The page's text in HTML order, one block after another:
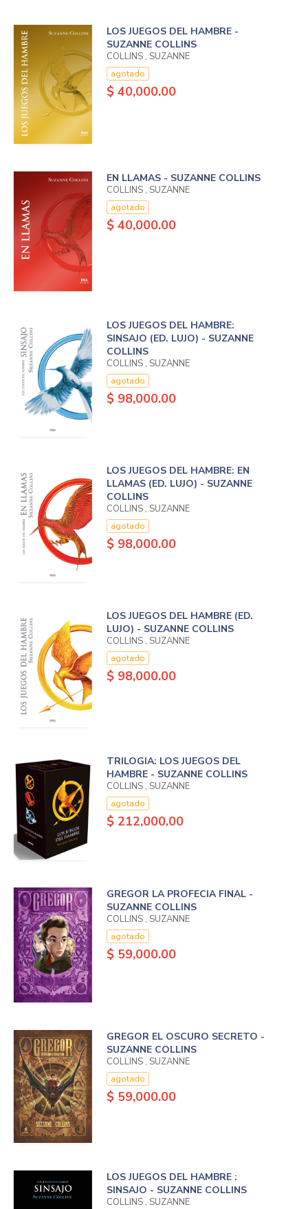
LOS JUEGOS DEL HAMBRE -
SUZANNE COLLINS
COLLINS , SUZANNE
agotado
$ 40,000.00
EN LLAMAS - SUZANNE COLLINS
COLLINS , SUZANNE
agotado
$ 40,000.00
LOS JUEGOS DEL HAMBRE:
SINSAJO (ED. LUJO) - SUZANNE
COLLINS
COLLINS , SUZANNE
agotado
$ 98,000.00
LOS JUEGOS DEL HAMBRE: EN
LLAMAS (ED. LUJO) - SUZANNE
COLLINS
COLLINS , SUZANNE
agotado
$ 98,000.00
LOS JUEGOS DEL HAMBRE (ED.
LUJO) - SUZANNE COLLINS
COLLINS , SUZANNE
agotado
$ 98,000.00
TRILOGIA: LOS JUEGOS DEL
HAMBRE - SUZANNE COLLINS
COLLINS , SUZANNE
agotado
$ 212,000.00
GREGOR LA PROFECIA FINAL -
SUZANNE COLLINS
COLLINS , SUZANNE
agotado
$ 59,000.00
GREGOR EL OSCURO SECRETO -
SUZANNE COLLINS
COLLINS , SUZANNE
agotado
$ 59,000.00
LOS JUEGOS DEL HAMBRE :
SINSAJO - SUZANNE COLLINS
COLLINS , SUZANNE